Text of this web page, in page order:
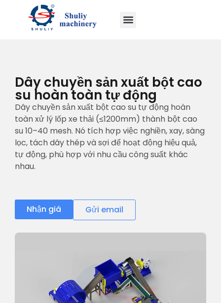
Dây chuyền sản xuất bột cao
su hoàn toàn tự động
Dây chuyền sản xuất bột cao su tự động hoàn
toàn xử lý lốp xe thải (≤1200mm) thành bột cao
su 10–40 mesh. Nó tích hợp việc nghiền, xay, sàng
lọc, tách dây thép và sợi để hoạt động hiệu quả,
tự động, phù hợp với nhu cầu công suất khác
nhau.
Nhận giá Gửi email